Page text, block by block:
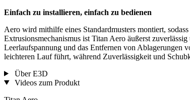
Einfach zu installieren, einfach zu bedienen
Aero wird mithilfe eines Standardmusters montiert,
Extrusionsmechanismus ist Titan Aero äußerst
Leerlaufspannung und das Entfernen von Ablagerungen
leichteren Lauf führt, während Zuverlässigkeit und
Über E3D
Videos zum Produkt